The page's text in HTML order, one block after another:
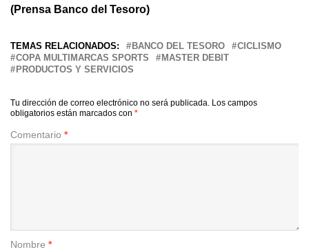
(Prensa Banco del Tesoro)
TEMAS RELACIONADOS: BANCO DEL TESORO
CICLISMO
COPA MULTIMARCAS SPORTS
MASTER DEBIT
PRODUCTOS Y SERVICIOS
Tu dirección de correo electrónico no será publicada. Los campos
obligatorios están marcados con *
Comentario *
Nombre *